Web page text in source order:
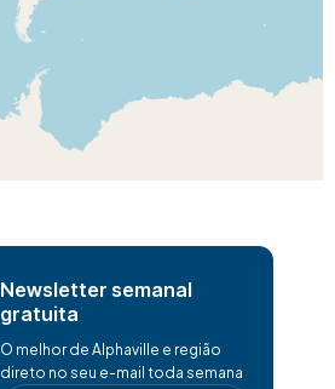
Newsletter semanal
gratuita
O melhor de Alphaville e região
direto no seu e-mail toda semana